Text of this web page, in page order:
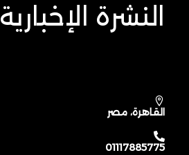
النشرة الإخبارية
القاهرة، مصر
01117885775